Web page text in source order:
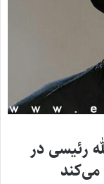
رئیسی در
می‌کند